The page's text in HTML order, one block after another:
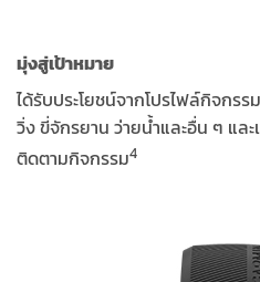
มุ่งสู่เป้าหมาย
ได้รับประโยชน์จากโปรไฟล์กิจกร
วิ่ง ขี่จักรยาน ว่ายน้ำและอื่น ๆ แล
ติดตามกิจกรรม4